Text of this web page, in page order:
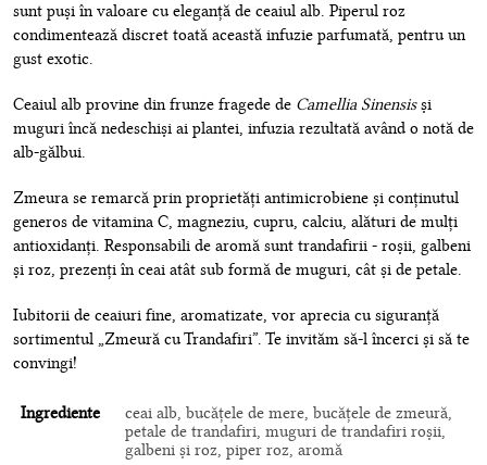
sunt puși în valoare cu eleganță de ceaiul alb. Piperul roz
condimentează discret toată această infuzie parfumată, pentru un
gust exotic.
Ceaiul alb provine din frunze fragede de Camellia Sinensisși
muguri încă nedeschiși ai plantei, infuzia rezultată având o notă de
alb-gălbui.
Zmeura se remarcă prin proprietăți antimicrobiene și conținutul
generos de vitamina C, magneziu, cupru, calciu, alături de mulți
antioxidanți. Responsabili de aromă sunt trandafirii - roșii, galbeni
și roz, prezenți în ceai atât sub formă de muguri, cât și de petale.
Iubitorii de ceaiuri fine, aromatizate, vor aprecia cu siguranță
sortimentul „Zmeură cu Trandafiri”. Te invităm să-l încerci și să te
convingi!
Ingrediente
ceai alb, bucăţele de mere, bucăţele de zmeură,
petale de trandafiri, muguri de trandafiri roşii,
galbeni şi roz, piper roz, aromă